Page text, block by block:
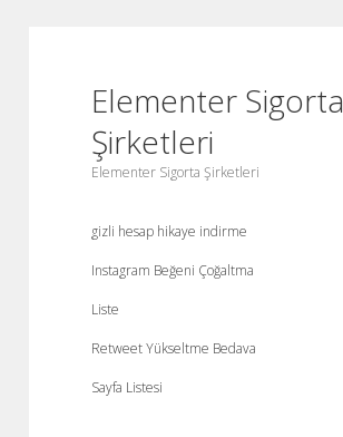
Elementer Sigorta
Şirketleri
Elementer Sigorta Şirketleri
gizli hesap hikaye indirme
Instagram Beğeni Çoğaltma
Liste
Retweet Yükseltme Bedava
Sayfa Listesi